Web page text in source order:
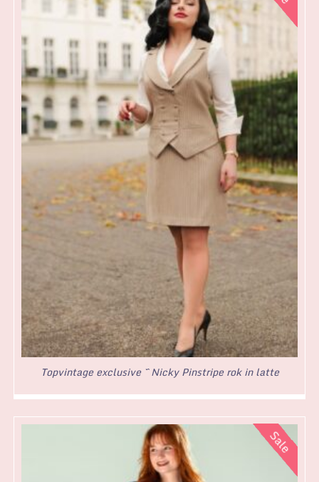
Topvintage exclusive ~ Nicky Pinstripe rok in latte